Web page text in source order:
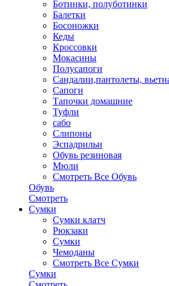
Ботинки, полуботинки
Балетки
Босоножки
Кеды
Кроссовки
Мокасины
Полусапоги
Сандалии,пантолеты,
Сапоги
Тапочки домашние
Туфли
сабо
Слипоны
Эспадрильи
Обувь резиновая
Мюли
Смотреть Все Обувь
Обувь
Смотреть
Сумки
Сумки клатч
Рюкзаки
Сумки
Чемоданы
Смотреть Все Сумки
Сумки